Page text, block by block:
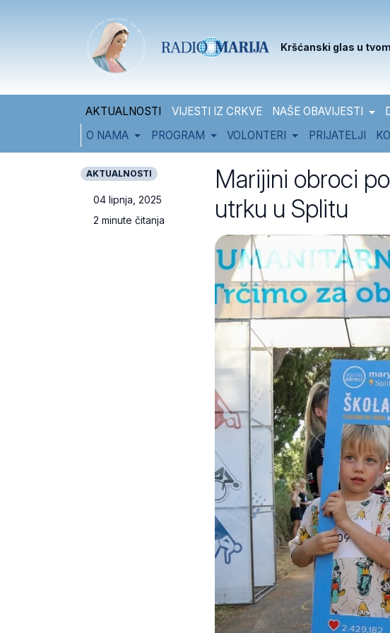
Kršćanski glas u
AKTUALNOSTI VIJESTI IZ CRKVE NAŠE OBAVIJESTI
O NAMA
PROGRAM VOLONTERI PRIJATELJI
AKTUALNOSTI
04 lipnja, 2025
2 minute čitanja
Marijini obroci
utrku u Splitu